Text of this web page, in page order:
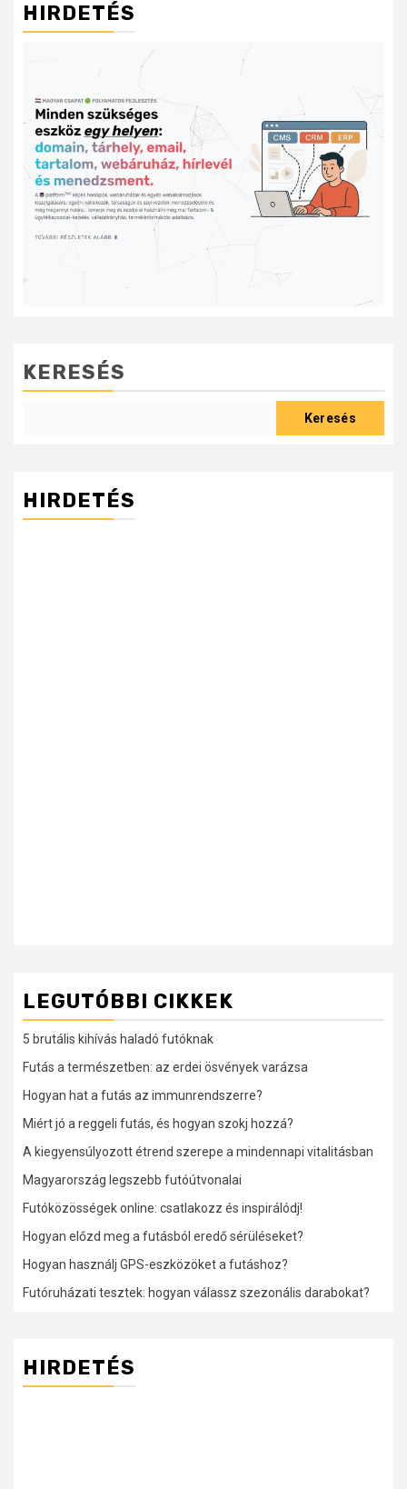
HIRDETÉS
KERESÉS
Keresés
HIRDETÉS
LEGUTÓBBI CIKKEK
5 brutális kihívás haladó futóknak
Futás a természetben: az erdei ösvények varázsa
Hogyan hat a futás az immunrendszerre?
Miért jó a reggeli futás, és hogyan szokj hozzá?
A kiegyensúlyozott étrend szerepe a mindennapi vitalitásban
Magyarország legszebb futóútvonalai
Futóközösségek online: csatlakozz és inspirálódj!
Hogyan előzd meg a futásból eredő sérüléseket?
Hogyan használj GPS-eszközöket a futáshoz?
Futóruházati tesztek: hogyan válassz szezonális darabokat?
HIRDETÉS